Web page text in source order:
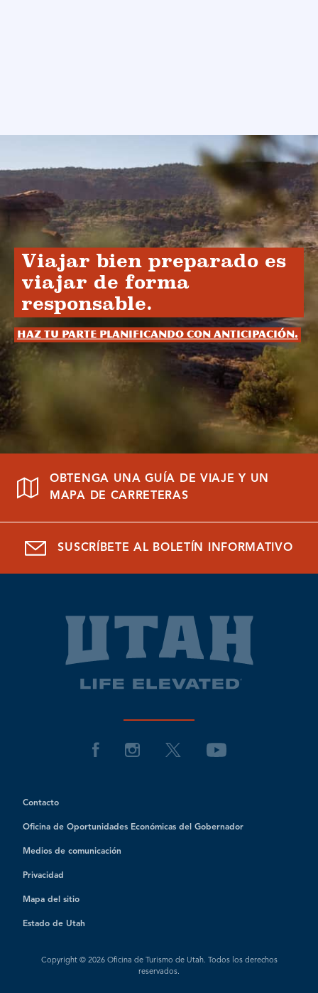
Viajar bien preparado es
viajar de forma
responsable.
Haz tu parte planificando con anticipación.
OBTENGA UNA GUÍA DE VIAJE Y UN
MAPA DE CARRETERAS
SUSCRÍBETE AL BOLETÍN INFORMATIVO
Contacto
Oficina de Oportunidades Económicas del Gobernador
Medios de comunicación
Privacidad
Mapa del sitio
Estado de Utah
Copyright © 2026 Oficina de Turismo de Utah. Todos los derechos
reservados.